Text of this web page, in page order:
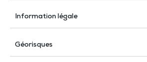
Information légale
Géorisques